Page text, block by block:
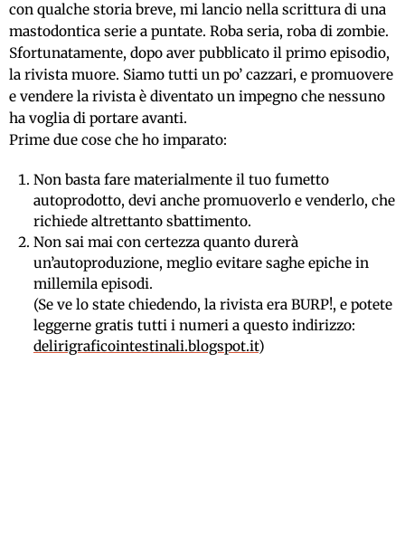
con qualche storia breve, mi lancio nella scrittura di una
mastodontica serie a puntate. Roba seria, roba di zombie.
Sfortunatamente, dopo aver pubblicato il primo episodio,
la rivista muore. Siamo tutti un po’ cazzari, e promuovere
e vendere la rivista è diventato un impegno che nessuno
ha voglia di portare avanti.
Prime due cose che ho imparato:
Non basta fare materialmente il tuo fumetto
autoprodotto, devi anche promuoverlo e venderlo, che
richiede altrettanto sbattimento.
Non sai mai con certezza quanto durerà
un’autoproduzione, meglio evitare saghe epiche in
millemila episodi.
(Se ve lo state chiedendo, la rivista era BURP!, e potete
leggerne gratis tutti i numeri a questo indirizzo:
delirigraficointestinali.blogspot.it)